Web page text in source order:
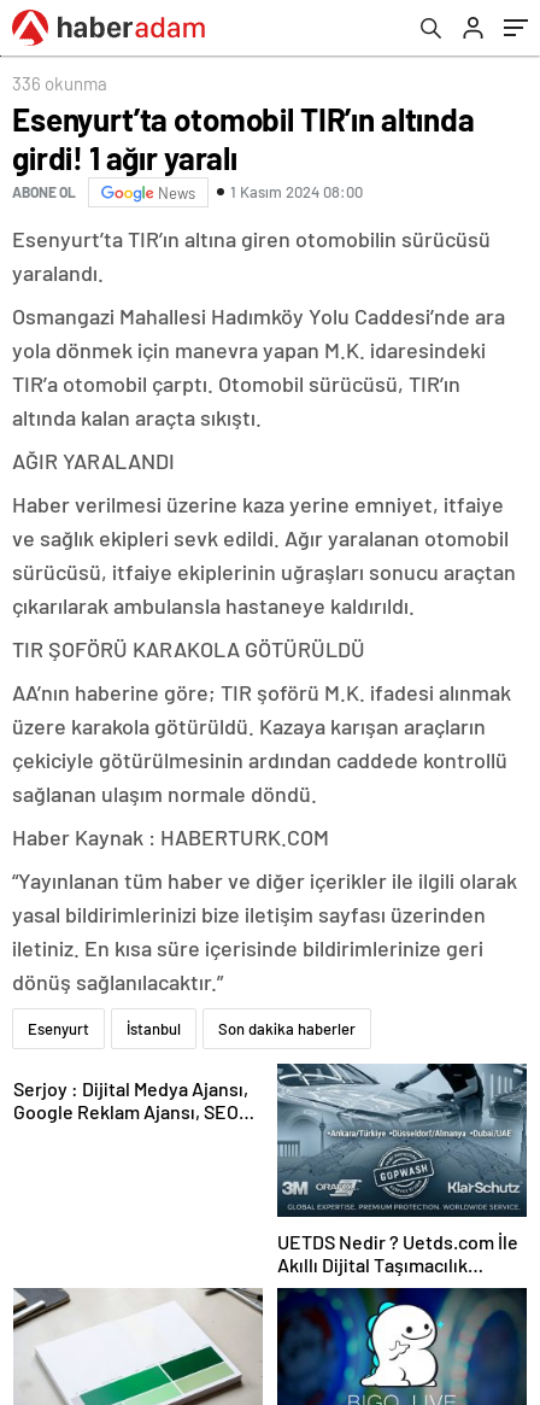
336 okunma
Esenyurt’ta otomobil TIR’ın altında
girdi! 1 ağır yaralı
ABONE OL News 1 Kasım 2024 08:00
Esenyurt’ta TIR’ın altına giren otomobilin sürücüsü
yaralandı.
Osmangazi Mahallesi Hadımköy Yolu Caddesi’nde ara
yola dönmek için manevra yapan M.K. idaresindeki
TIR’a otomobil çarptı. Otomobil sürücüsü, TIR’ın
altında kalan araçta sıkıştı.
AĞIR YARALANDI
Haber verilmesi üzerine kaza yerine emniyet, itfaiye
ve sağlık ekipleri sevk edildi. Ağır yaralanan otomobil
sürücüsü, itfaiye ekiplerinin uğraşları sonucu araçtan
çıkarılarak ambulansla hastaneye kaldırıldı.
TIR ŞOFÖRÜ KARAKOLA GÖTÜRÜLDÜ
AA’nın haberine göre; TIR şoförü M.K. ifadesi alınmak
üzere karakola götürüldü. Kazaya karışan araçların
çekiciyle götürülmesinin ardından caddede kontrollü
sağlanan ulaşım normale döndü.
Haber Kaynak : HABERTURK.COM
“Yayınlanan tüm haber ve diğer içerikler ile ilgili olarak
yasal bildirimlerinizi bize iletişim sayfası üzerinden
iletiniz. En kısa süre içerisinde bildirimlerinize geri
dönüş sağlanılacaktır.”
Esenyurt İstanbul Son dakika haberler
Serjoy : Dijital Medya Ajansı,
Google Reklam Ajansı, SEO
UETDS Nedir ? Uetds.com İle
Akıllı Dijital Taşımacılık
Yazılımı